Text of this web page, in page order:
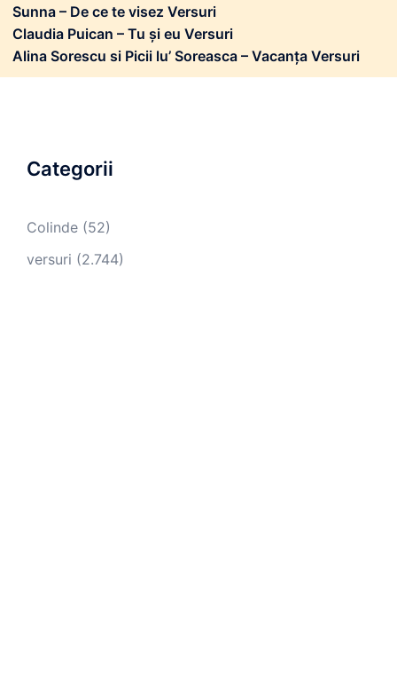
Sunna – De ce te visez Versuri
Claudia Puican – Tu și eu Versuri
Alina Sorescu si Picii lu’ Soreasca – Vacanța Versuri
Categorii
Colinde (52)
versuri (2.744)